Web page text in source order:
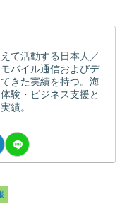
て活動する日本人／
バイル通信およびデ
きた実績を持つ。海
験・ビジネス支援と
績。